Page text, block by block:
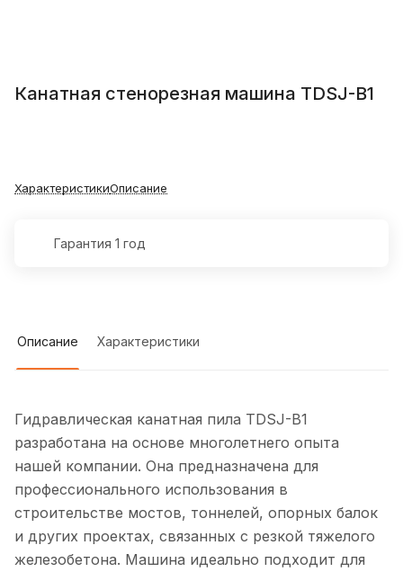
Канатная стенорезная машина TDSJ-B1
ХарактеристикиОписание
Гарантия 1 год
Описание Характеристики
Гидравлическая канатная пила TDSJ-B1
разработана на основе многолетнего опыта
нашей компании. Она предназначена для
профессионального использования в
строительстве мостов, тоннелей, опорных балок
и других проектах, связанных с резкой тяжелого
железобетона. Машина идеально подходит для